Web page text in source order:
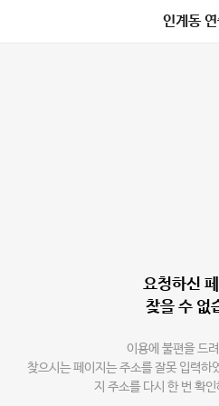
인계동
요청하신
찾을 수 없
이용에 불편을 드
찾으시는 페이지는 주소를 잘못 입력하
지 주소를 다시 한 번 확